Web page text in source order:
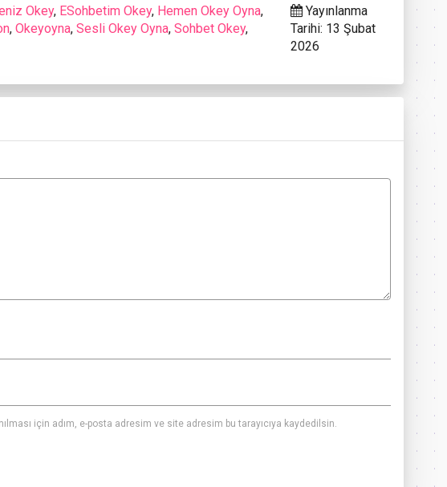
Okey, ESohbetim Okey, Hemen Okey Oyna,
, Okeyoyna, Sesli Okey Oyna, Sohbet Okey,
Yayınlanma
Tarihi: 13 Şubat
2026
için adım, e-posta adresim ve site adresim bu tarayıcıya kaydedilsin.